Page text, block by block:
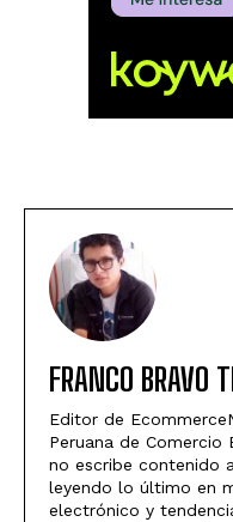
FRANCO BRAVO
Editor de
Peruana de Comercio
no escribe contenido
leyendo lo último en
electrónico y